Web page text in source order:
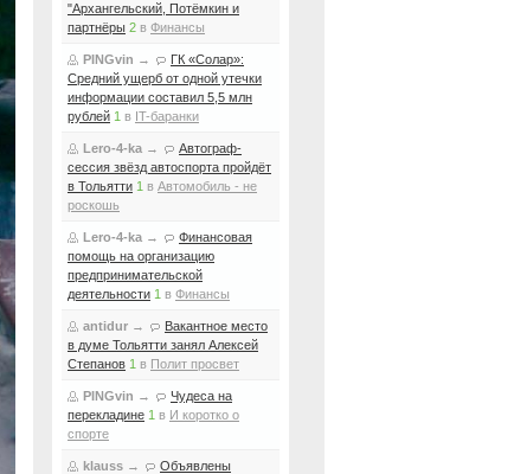
"Архангельский, Потёмкин и
партнёры 2 в Финансы
PINGvin →
ГК «Солар»:
Средний ущерб от одной утечки
информации составил 5,5 млн
рублей 1 в IT-баранки
Lero-4-ka →
Автограф-
сессия звёзд автоспорта пройдёт
в Тольятти 1 в Автомобиль - не
роскошь
Lero-4-ka →
Финансовая
помощь на организацию
предпринимательской
деятельности 1 в Финансы
antidur →
Вакантное место
в думе Тольятти занял Алексей
Степанов 1 в Полит просвет
PINGvin →
Чудеса на
перекладине 1 в И коротко о
спорте
klauss →
Объявлены